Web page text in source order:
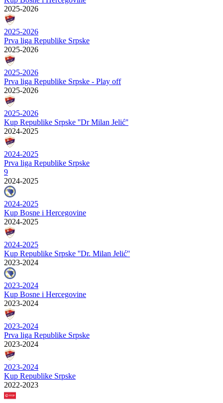
2025-2026
2025-2026
Prva liga Republike Srpske
2025-2026
2025-2026
Prva liga Republike Srpske - Play off
2025-2026
2025-2026
Kup Republike Srpske ''Dr Milan Jelić''
2024-2025
2024-2025
Prva liga Republike Srpske
9
2024-2025
2024-2025
Kup Bosne i Hercegovine
2024-2025
2024-2025
Kup Republike Srpske ''Dr. Milan Jelić''
2023-2024
2023-2024
Kup Bosne i Hercegovine
2023-2024
2023-2024
Prva liga Republike Srpske
2023-2024
2023-2024
Kup Republike Srpske
2022-2023